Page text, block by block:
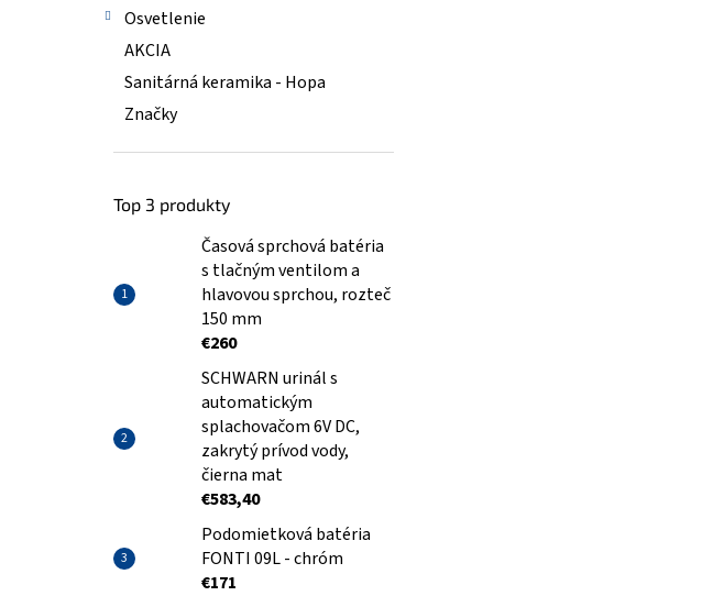
Osvetlenie
AKCIA
Sanitárná keramika - Hopa
Značky
Top 3 produkty
Časová sprchová batéria
s tlačným ventilom a
hlavovou sprchou, rozteč
150 mm
€260
SCHWARN urinál s
automatickým
splachovačom 6V DC,
zakrytý prívod vody,
čierna mat
€583,40
Podomietková batéria
FONTI 09L - chróm
€171